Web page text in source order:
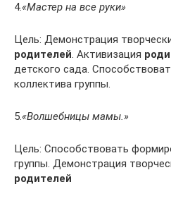
4.«Мастер на все руки»
Цель: Демонстрация
родителей. Активизация
детского сада.
коллектива группы.
5.«Волшебницы мамы.»
Цель: Способствовать
группы. Демонстрация
родителей